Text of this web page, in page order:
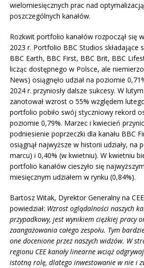
wielomiesięcznych prac nad
poszczególnych kanałów.
Rozkwit portfolio kanałów rozpoczął się
2023 r. Portfolio BBC Studios składające
BBC Earth, BBC First, BBC Brit, BBC
licząc dostępnego w Polsce, ale
News) osiągnęło udział na poziomie
2024 r. przyniosły dalsze sukcesy. W
zanotował wzrost o 55% względem
portfolio pobiło swój styczniowy rekord
poziomie 0,79%. Marzec i kwiecień
podniesienie poprzeczki dla kanału BBC
osiągnął najwyższe w historii udziały, na
marcu) i 0,40% (w kwietniu). W kwietniu
portfolio kanałów cieszyło się
miesięcznym udziałem w rynku (0,84%).
Bartosz Witak, Dyrektor Generalny na
powiedział: Wzrost oglądalności naszych
przypadkowy, jest wynikiem ciężkiej pracy
zaangażowania całego zespołu. Tym
one docenione przez naszych widzów. W
regionu CEE kanały linearne wciąż
istotną rolę, dlatego inwestowanie w nie i